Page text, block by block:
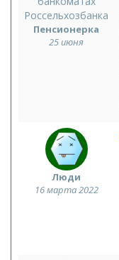
Пенсионерка
25 июня
Люди
16 марта 2022